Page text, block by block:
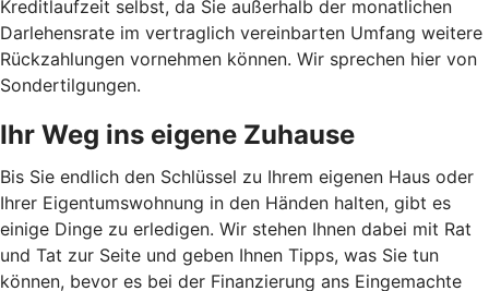
Kreditlaufzeit selbst, da Sie außerhalb der monatlichen
Darlehensrate im vertraglich vereinbarten Umfang weitere
Rückzahlungen vornehmen können. Wir sprechen hier von
Sondertilgungen.
Ihr Weg ins eigene Zuhause
Bis Sie endlich den Schlüssel zu Ihrem eigenen Haus oder
Ihrer Eigentumswohnung in den Händen halten, gibt es
einige Dinge zu erledigen. Wir stehen Ihnen dabei mit Rat
und Tat zur Seite und geben Ihnen Tipps, was Sie tun
können, bevor es bei der Finanzierung ans Eingemachte